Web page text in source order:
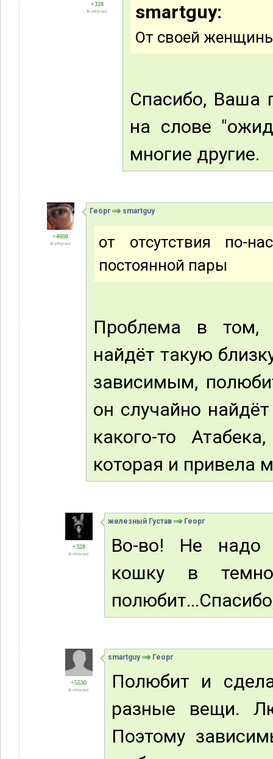
+328
В отпуске smartguy:
От своей
Спасибо, Ваша
на слове
многие другие.
+4608
В отпуске
Георг smartguy
от отсутствия по-
постоянной пары
Проблема в том,
найдёт такую
зависимым,
он случайно
какого-то
которая и привела
+328
В отпуске
железный Густав Георг
Во-во! Не надо
кошку в
+5530
В отпуске
smartguy Георг
Полюбит и
разные вещи.
Поэтому